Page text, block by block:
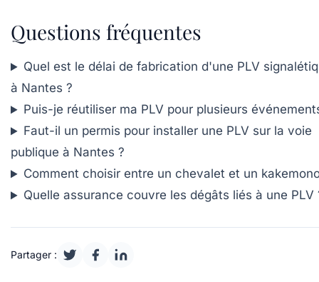
Questions fréquentes
Quel est le délai de fabrication d'une PLV
à Nantes ?
Puis-je réutiliser ma PLV pour plusieurs
Faut-il un permis pour installer une PLV sur la voie
publique à Nantes ?
Comment choisir entre un chevalet et un
Quelle assurance couvre les dégâts liés à une PLV
Partager :